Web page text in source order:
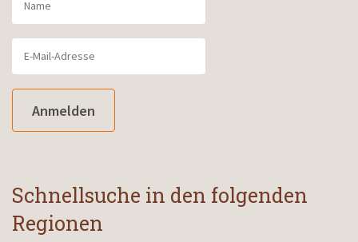
Anmelden
Schnellsuche in den folgenden
Regionen